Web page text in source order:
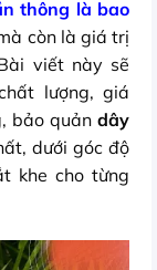
thông là bao
còn là giá trị
viết này sẽ
lượng, giá
bảo quản dây
dưới góc độ
khe cho từng